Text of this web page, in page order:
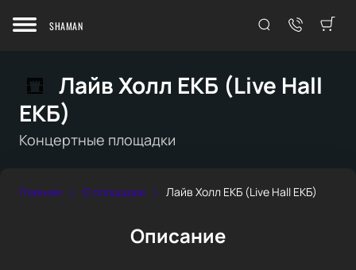
SHAMAN
Лайв Холл ЕКБ (Live Hall
ЕКБ)
Концертные площадки
Главная О площадке Лайв Холл ЕКБ (Live Hall ЕКБ)
Описание